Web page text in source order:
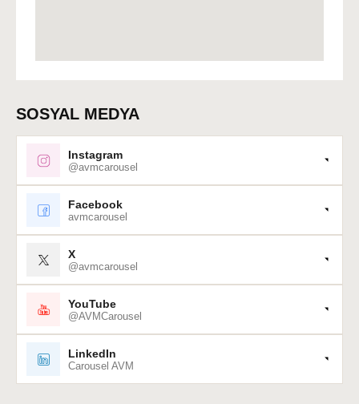
SOSYAL MEDYA
Instagram
@avmcarousel
Facebook
avmcarousel
X
@avmcarousel
YouTube
@AVMCarousel
LinkedIn
Carousel AVM